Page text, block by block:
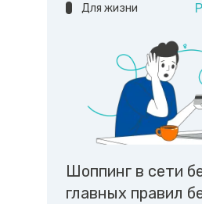
Для жизни
Шоппинг в сети
главных правил